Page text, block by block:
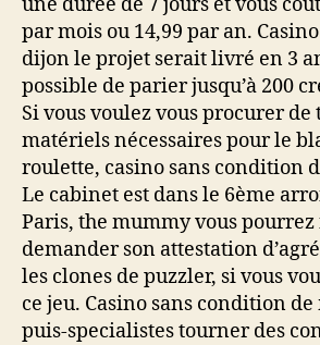
par mois ou 14,99 par an.
dijon le projet serait livré en 3
possible de parier jusqu’à 200
Si vous voulez vous procurer de
matériels nécessaires pour le
roulette, casino sans condition
Le cabinet est dans le 6ème
Paris, the mummy vous
demander son attestation
les clones de puzzler, si vous
ce jeu. Casino sans condition
puis-specialistes tourner des